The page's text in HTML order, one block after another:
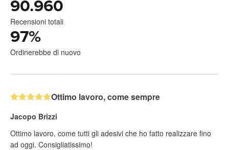
90.960
Recensioni totali
97%
Ordinerebbe di nuovo
Ottimo lavoro, come sempre
Jacopo Brizzi
Ottimo lavoro, come tutti gli adesivi che ho fatto realizzare fino
ad oggi. Consigliatissimo!